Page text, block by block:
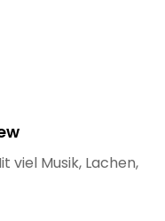
viel Musik, Lachen,